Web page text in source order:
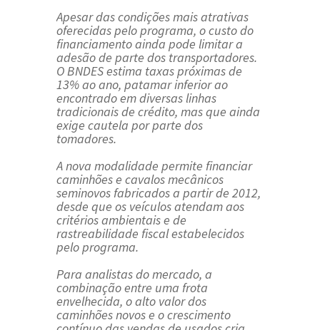
Apesar das condições mais atrativas
oferecidas pelo programa, o custo do
financiamento ainda pode limitar a
adesão de parte dos transportadores.
O BNDES estima taxas próximas de
13% ao ano, patamar inferior ao
encontrado em diversas linhas
tradicionais de crédito, mas que ainda
exige cautela por parte dos
tomadores.
A nova modalidade permite financiar
caminhões e cavalos mecânicos
seminovos fabricados a partir de 2012,
desde que os veículos atendam aos
critérios ambientais e de
rastreabilidade fiscal estabelecidos
pelo programa.
Para analistas do mercado, a
combinação entre uma frota
envelhecida, o alto valor dos
caminhões novos e o crescimento